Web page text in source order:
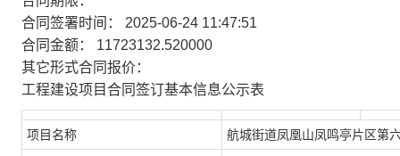
合同签署时间： 2025-06-24 11:47:51
合同金额： 11723132.520000
其它形式合同报价：
工程建设项目合同签订基本信息公示表
项目名称 航城街道凤凰山凤鸣亭片区第